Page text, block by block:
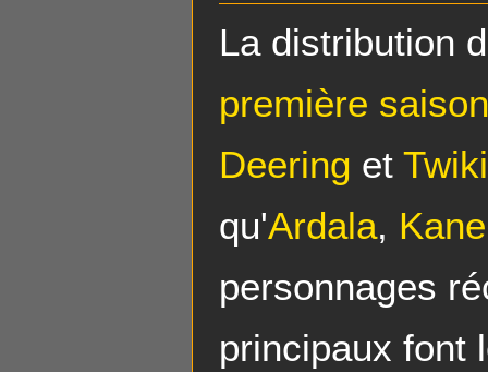
La distribution
première saison
Deering et Twiki
qu'Ardala, Kane
personnages
principaux font